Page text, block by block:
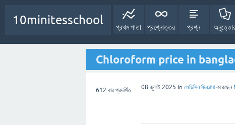
10minitesschool
প্রথম পাতা প্রশ্নোত্তর প্রশ্ন
Chloroform price in
612 বার প্রদর্শিত 08 জুলাই 2025 in মেডিসিন জিজ্ঞাসা করেছেন